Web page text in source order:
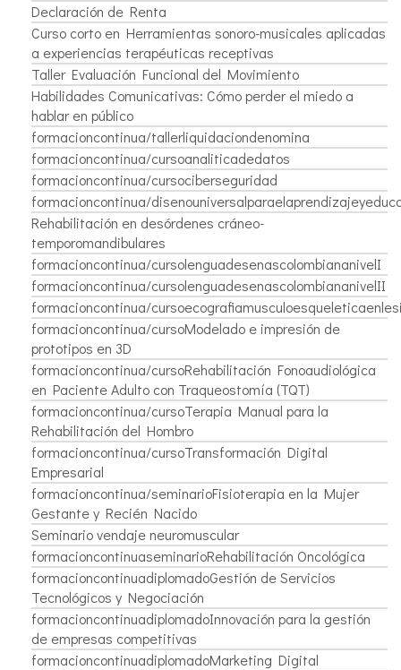
Declaración de Renta
Curso corto en Herramientas sonoro-musicales aplicadas
a experiencias terapéuticas receptivas
Taller Evaluación Funcional del Movimiento
Habilidades Comunicativas: Cómo perder el miedo a
hablar en público
formacioncontinua/tallerliquidaciondenomina
formacioncontinua/cursoanaliticadedatos
formacioncontinua/cursociberseguridad
formacioncontinua/
Rehabilitación en desórdenes cráneo-
temporomandibulares
formacioncontinua/cursolenguadesenascolombiananivelI
formacioncontinua/cursolenguadesenascolombiananivelII
formacioncontinua/
formacioncontinua/cursoModelado e impresión de
prototipos en 3D
formacioncontinua/cursoRehabilitación Fonoaudiológica
en Paciente Adulto con Traqueostomía (TQT)
formacioncontinua/cursoTerapia Manual para la
Rehabilitación del Hombro
formacioncontinua/cursoTransformación Digital
Empresarial
formacioncontinua/seminarioFisioterapia en la Mujer
Gestante y Recién Nacido
Seminario vendaje neuromuscular
formacioncontinuaseminarioRehabilitación Oncológica
formacioncontinuadiplomadoGestión de Servicios
Tecnológicos y Negociación
formacioncontinuadiplomadoInnovación para la gestión
de empresas competitivas
formacioncontinuadiplomadoMarketing Digital